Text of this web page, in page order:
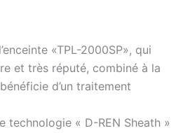
«TPL-2000SP», qui
et très réputé, combiné à la
d’un traitement
technologie « D-REN Sheath »